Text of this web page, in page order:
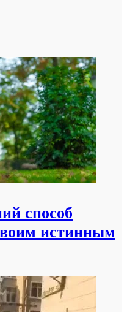
способ
истинным